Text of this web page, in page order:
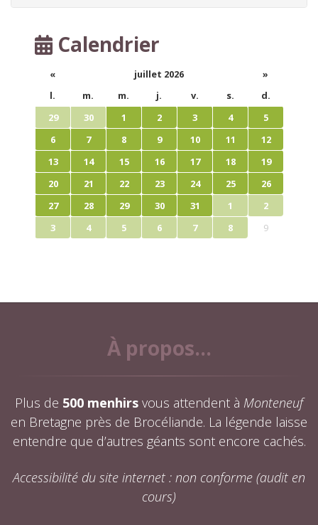
Calendrier
« juillet 2026
»
l.
m. m. j. v. s.
d.
29
30 1 2 3 4
5
6
7 8 9 10 11
12
13
14 15 16 17 18
19
20
21 22 23 24 25
26
27
28 29 30 31 1
2
3
4 5 6 7 8 9
À propos...
Plus de 500 menhirs vous attendent à Monteneuf
en Bretagne près de Brocéliande. La légende laisse
entendre que d’autres géants sont encore cachés.
Accessibilité du site internet : non conforme (audit en
cours)